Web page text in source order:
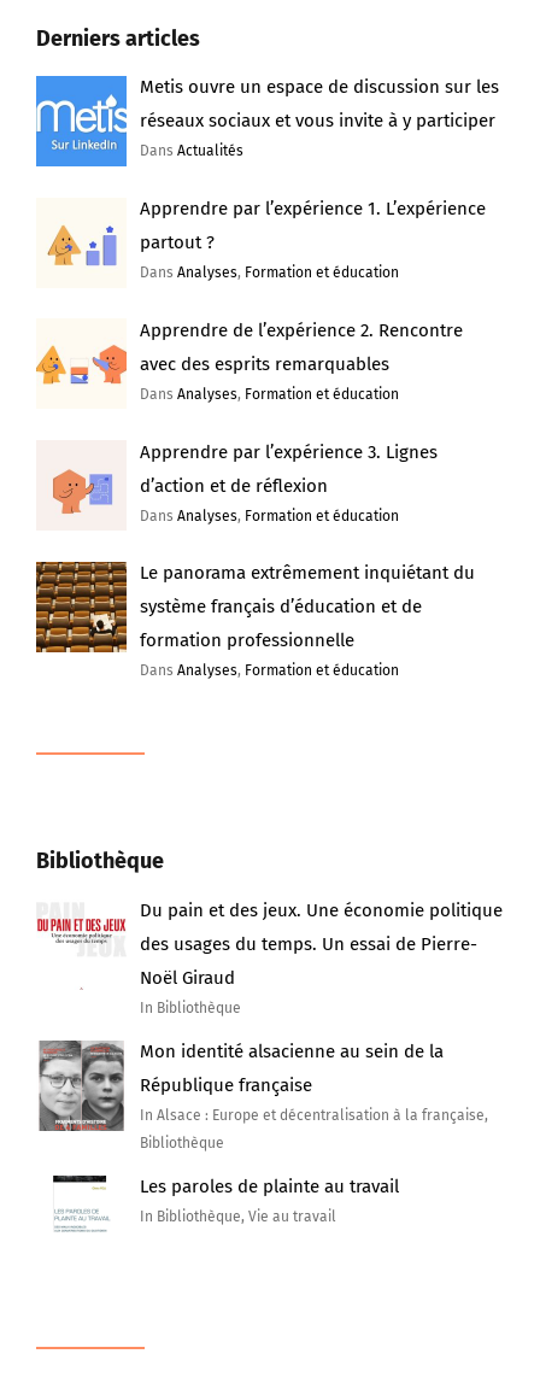
Derniers articles
Metis ouvre un espace de discussion sur les
réseaux sociaux et vous invite à y participer
DansActualités
Apprendre par l’expérience 1. L’expérience
partout ?
DansAnalyses, Formation et éducation
Apprendre de l’expérience 2. Rencontre
avec des esprits remarquables
DansAnalyses, Formation et éducation
Apprendre par l’expérience 3. Lignes
d’action et de réflexion
DansAnalyses, Formation et éducation
Le panorama extrêmement inquiétant du
système français d’éducation et de
formation professionnelle
DansAnalyses, Formation et éducation
Bibliothèque
Du pain et des jeux. Une économie politique
des usages du temps. Un essai de Pierre-
Noël Giraud
In Bibliothèque
Mon identité alsacienne au sein de la
République française
In Alsace : Europe et décentralisation à la française,
Bibliothèque
Les paroles de plainte au travail
In Bibliothèque, Vie au travail